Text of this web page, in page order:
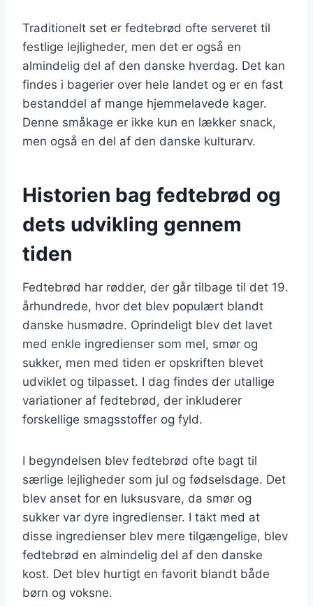
Traditionelt set er fedtebrød ofte serveret til
festlige lejligheder, men det er også en
almindelig del af den danske hverdag. Det kan
findes i bagerier over hele landet og er en fast
bestanddel af mange hjemmelavede kager.
Denne småkage er ikke kun en lækker snack,
men også en del af den danske kulturarv.
Historien bag fedtebrød og
dets udvikling gennem
tiden
Fedtebrød har rødder, der går tilbage til det 19.
århundrede, hvor det blev populært blandt
danske husmødre. Oprindeligt blev det lavet
med enkle ingredienser som mel, smør og
sukker, men med tiden er opskriften blevet
udviklet og tilpasset. I dag findes der utallige
variationer af fedtebrød, der inkluderer
forskellige smagsstoffer og fyld.
I begyndelsen blev fedtebrød ofte bagt til
særlige lejligheder som jul og fødselsdage. Det
blev anset for en luksusvare, da smør og
sukker var dyre ingredienser. I takt med at
disse ingredienser blev mere tilgængelige, blev
fedtebrød en almindelig del af den danske
kost. Det blev hurtigt en favorit blandt både
børn og voksne.